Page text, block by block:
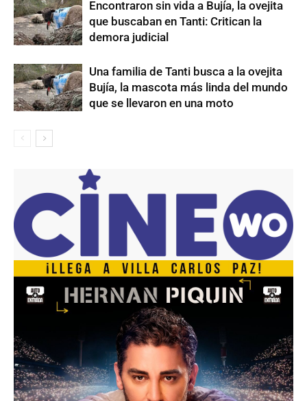
Encontraron sin vida a Bujía, la ovejita
que buscaban en Tanti: Critican la
demora judicial
Una familia de Tanti busca a la ovejita
Bujía, la mascota más linda del mundo
que se llevaron en una moto